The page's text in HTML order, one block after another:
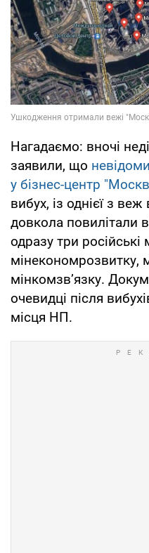
Нагадаємо: вночі
заявили, що
у бізнес-центр
вибух, із однієї з
довкола повилітали
одразу три російські
мінекономрозвитку,
мінкомзв’язку.
очевидці після
місця НП.